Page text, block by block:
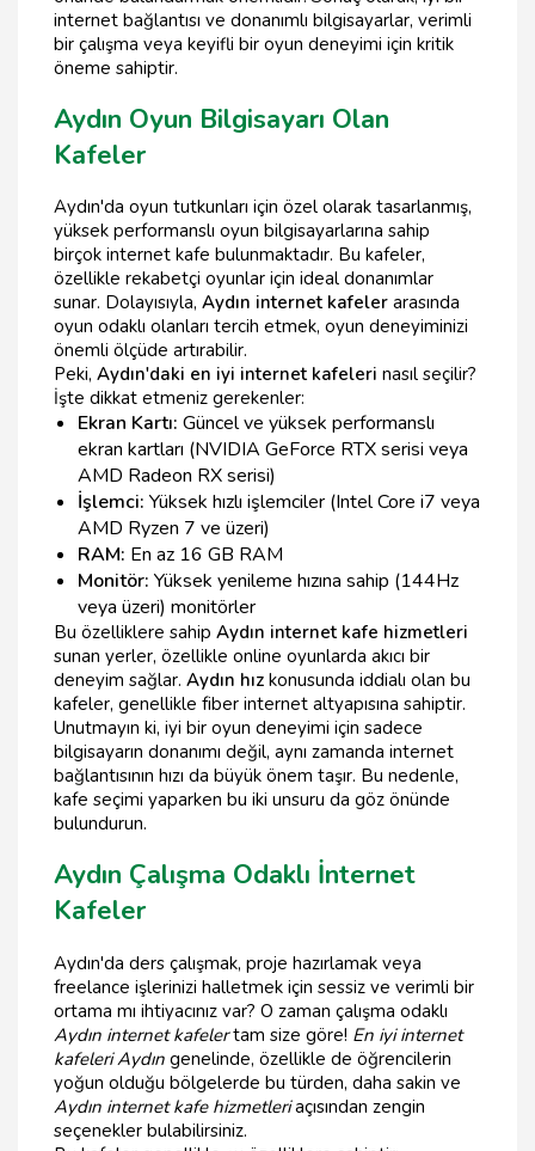
internet bağlantısı ve donanımlı bilgisayarlar, verimli
bir çalışma veya keyifli bir oyun deneyimi için kritik
öneme sahiptir.
Aydın Oyun Bilgisayarı Olan
Kafeler
Aydın'da oyun tutkunları için özel olarak tasarlanmış,
yüksek performanslı oyun bilgisayarlarına sahip
birçok internet kafe bulunmaktadır. Bu kafeler,
özellikle rekabetçi oyunlar için ideal donanımlar
sunar. Dolayısıyla, Aydın internet kafeler arasında
oyun odaklı olanları tercih etmek, oyun deneyiminizi
önemli ölçüde artırabilir.
Peki, Aydın'daki en iyi internet kafeleri nasıl seçilir?
İşte dikkat etmeniz gerekenler:
Ekran Kartı: Güncel ve yüksek performanslı
ekran kartları (NVIDIA GeForce RTX serisi veya
AMD Radeon RX serisi)
İşlemci: Yüksek hızlı işlemciler (Intel Core i7 veya
AMD Ryzen 7 ve üzeri)
RAM: En az 16 GB RAM
Monitör: Yüksek yenileme hızına sahip (144Hz
veya üzeri) monitörler
Bu özelliklere sahip Aydın internet kafe hizmetleri
sunan yerler, özellikle online oyunlarda akıcı bir
deneyim sağlar. Aydın hız konusunda iddialı olan bu
kafeler, genellikle fiber internet altyapısına sahiptir.
Unutmayın ki, iyi bir oyun deneyimi için sadece
bilgisayarın donanımı değil, aynı zamanda internet
bağlantısının hızı da büyük önem taşır. Bu nedenle,
kafe seçimi yaparken bu iki unsuru da göz önünde
bulundurun.
Aydın Çalışma Odaklı İnternet
Kafeler
Aydın'da ders çalışmak, proje hazırlamak veya
freelance işlerinizi halletmek için sessiz ve verimli bir
ortama mı ihtiyacınız var? O zaman çalışma odaklı
Aydın internet kafelertam size göre! En iyi internet
kafeleri Aydın genelinde, özellikle de öğrencilerin
yoğun olduğu bölgelerde bu türden, daha sakin ve
Aydın internet kafe hizmetleriaçısından zengin
seçenekler bulabilirsiniz.